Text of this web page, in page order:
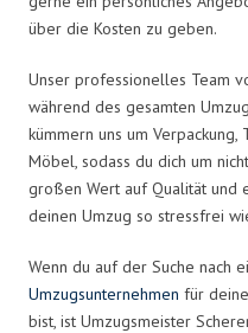
über die Kosten zu geben.
Unser professionelles Team
während des gesamten
kümmern uns um
Möbel, sodass du dich um
großen Wert auf Qualität und
deinen Umzug so stressfrei
Wenn du auf der Suche nach
Umzugsunternehmen für
bist, ist Umzugsmeister